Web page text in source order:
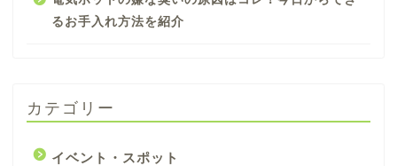
るお手入れ方法を紹介
カテゴリー
イベント・スポット